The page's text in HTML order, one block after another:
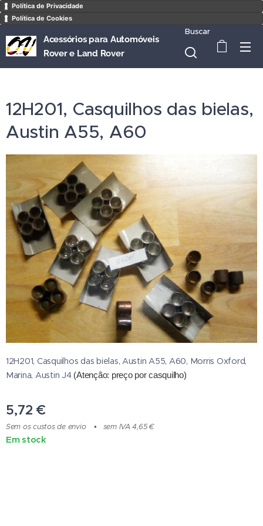
Política de Privacidade
Política de Cookies
Acessórios para Automóveis
Rover e Land Rover
Buscar
12H201, Casquilhos das bielas,
Austin A55, A60
12H201, Casquilhos das bielas, Austin A55, A60, Morris Oxford,
Marina, Austin J4 (Atenção: preço por casquilho)
5,72 €
Sem os custos de envio sem IVA 4,65 €
Em stock